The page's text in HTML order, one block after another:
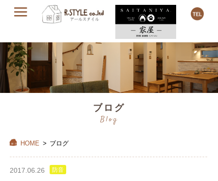
ブログ
Blog
HOME > ブログ
2017.06.26 防音